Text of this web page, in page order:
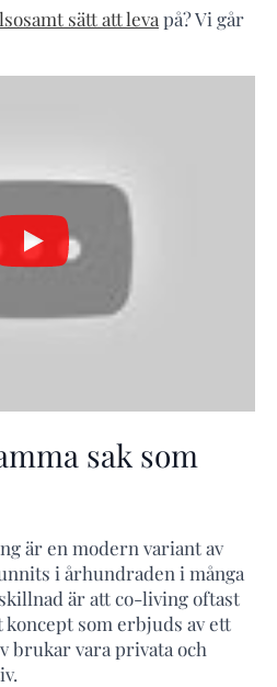
sätt att leva på? Vi går
sak som
är en modern variant av
i århundraden i många
är att co-living oftast
som erbjuds av ett
brukar vara privata och